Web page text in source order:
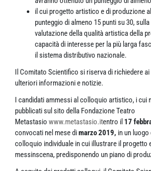
il cui progetto artistico e di produzione
punteggio di almeno 15 punti su 30,
valutazione della qualità artistica della
capacità di interesse per la più larga
il sistema distributivo nazionale.
Il Comitato Scientifico si riserva di richiedere ai
ulteriori informazioni e notizie.
I candidati ammessi al colloquio artistico, i cui
pubblicati sul sito della Fondazione Teatro
Metastasio www.metastasio.itentro il 17
convocati nel mese dimarzo 2019, in un luogo
colloquio individuale in cui illustrare il progetto
messinscena, predisponendo un piano di